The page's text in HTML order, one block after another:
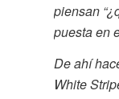
piensan
puesta en
De ahí
White